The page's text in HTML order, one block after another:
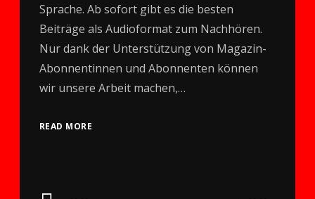
Sprache. Ab sofort gibt es die besten
Beiträge als Audioformat zum Nachhören.
Nur dank der Unterstützung von Magazin-
Abonnentinnen und Abonnenten können
wir unsere Arbeit machen,…
READ MORE